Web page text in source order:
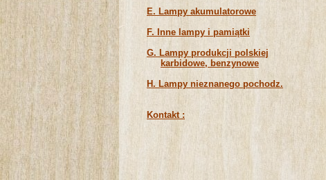
E. Lampy akumulatorowe
F. Inne lampy i pamiątki
G. Lampy produkcji polskiej
karbidowe, benzynowe
H. Lampy nieznanego pochodz.
Kontakt :